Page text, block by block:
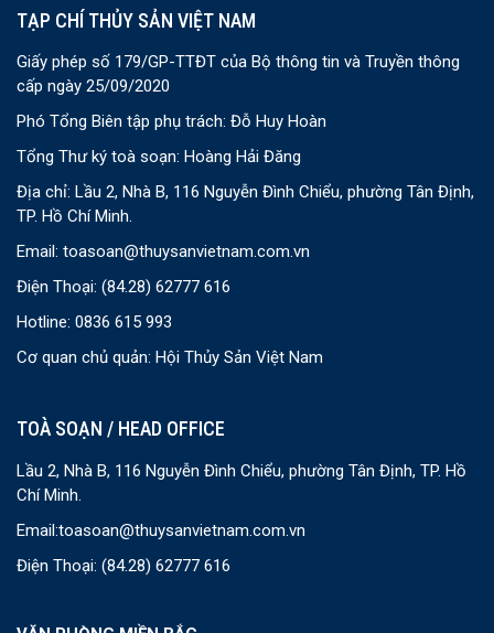
TẠP CHÍ THỦY SẢN VIỆT NAM
Giấy phép số 179/GP-TTĐT của Bộ thông tin và Truyền thông
cấp ngày 25/09/2020
Phó Tổng Biên tập phụ trách: Đỗ Huy Hoàn
Tổng Thư ký toà soạn: Hoàng Hải Đăng
Địa chỉ: Lầu 2, Nhà B, 116 Nguyễn Đình Chiểu, phường Tân Định,
TP. Hồ Chí Minh.
Email: toasoan@thuysanvietnam.com.vn
Điện Thoại: (84.28) 62777 616
Hotline: 0836 615 993
Cơ quan chủ quản: Hội Thủy Sản Việt Nam
TOÀ SOẠN / HEAD OFFICE
Lầu 2, Nhà B, 116 Nguyễn Đình Chiểu, phường Tân Định, TP. Hồ
Chí Minh.
Email:toasoan@thuysanvietnam.com.vn
Điện Thoại: (84.28) 62777 616